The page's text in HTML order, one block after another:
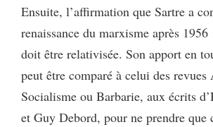
Ensuite, l’affirmation que Sartre a
renaissance du marxisme après
doit être relativisée. Son apport en
peut être comparé à celui des revues
Socialisme ou Barbarie, aux écrits
et Guy Debord, pour ne prendre que